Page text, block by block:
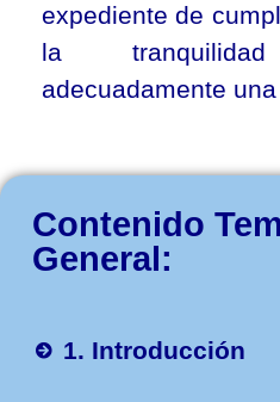
expediente de
la
adecuadamente
Contenido
General:
1. Introducción